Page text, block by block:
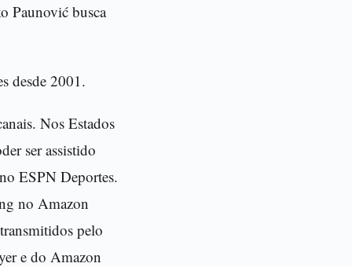
Paunović busca
desde 2001.
Nos Estados
ser assistido
ESPN Deportes.
no Amazon
pelo
e do Amazon